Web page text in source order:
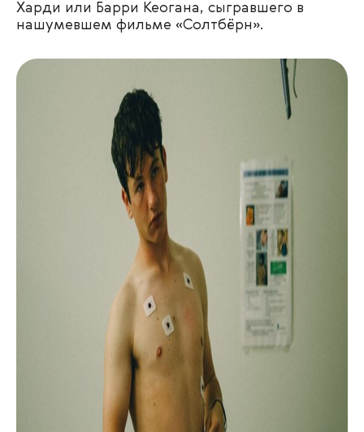
Харди или Барри Кеогана, сыгравшего в
нашумевшем фильме «Солтбёрн».